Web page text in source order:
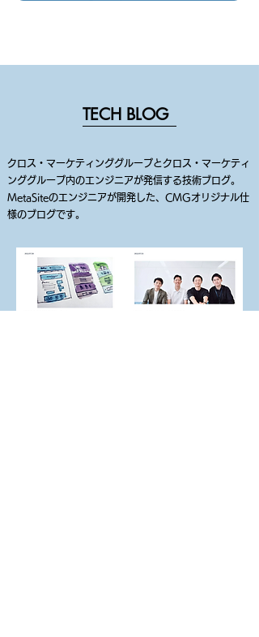
TECH BLOG
クロス・マーケティンググループとクロス・マーケティ
ンググループ内のエンジニアが発信する技術ブログ。
MetaSiteのエンジニアが開発した、CMGオリジナル仕
様のブログです。